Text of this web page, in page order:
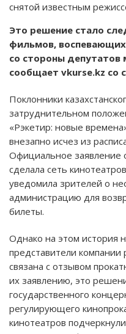
снятой известным
Это решение стало
фильмов,
со стороны депутатов
сообщает vkurse.kz со
Поклонники
затруднительном
«Рэкетир: новые
внезапно исчез из
Официальное заявление
сделала сеть
уведомила зрителей о
администрацию для
билеты.
Однако на этом история
представители компании
связана с отзывом
их заявлению, это
государственного
регулирующего
кинотеатров